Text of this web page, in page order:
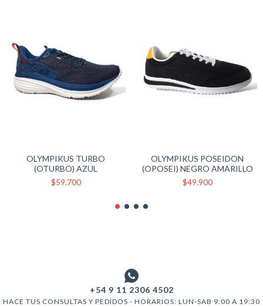
OLYMPIKUS TURBO
(OTURBO) AZUL
$59.700
OLYMPIKUS POSEIDON
(OPOSEI) NEGRO AMARILLO
$49.900
+54 9 11 2306 4502
HACE TUS CONSULTAS Y PEDIDOS - HORARIOS: LUN-SAB 9:00 A 19:30